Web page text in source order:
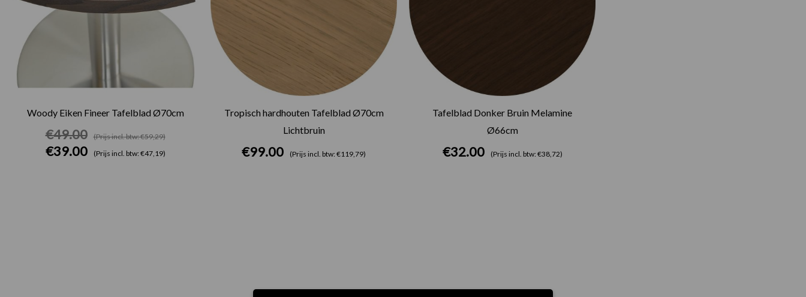
Woody Eiken Fineer Tafelblad Ø70cm
€49.00 (Prijs incl. btw: €59,29)
€39.00 (Prijs incl. btw: €47,19)
Tropisch hardhouten Tafelblad Ø70cm
Lichtbruin
€99.00 (Prijs incl. btw: €119,79)
Tafelblad Donker Bruin Melamine
Ø66cm
€32.00 (Prijs incl. btw: €38,72)